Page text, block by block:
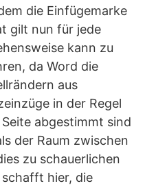
die Einfügemarke
gilt nun für jede
kann zu
da Word die
aus
in der Regel
abgestimmt sind
der Raum zwischen
zu schauerlichen
hier, die